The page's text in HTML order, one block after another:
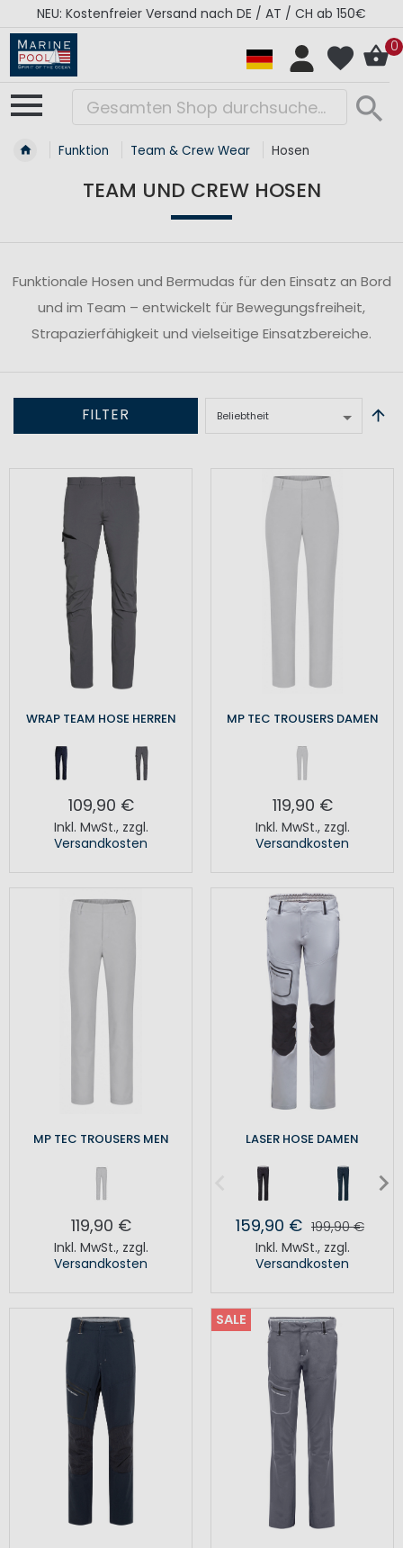
NEU: Kostenfreier Versand nach DE / AT / CH ab 150€
0
Funktion Team & Crew Wear Hosen
TEAM UND CREW HOSEN
Funktionale Hosen und Bermudas für den Einsatz an Bord
und im Team – entwickelt für Bewegungsfreiheit,
Strapazierfähigkeit und vielseitige Einsatzbereiche.
FILTER
WRAP TEAM HOSE HERREN
109,90 €
Inkl. MwSt., zzgl.
Versandkosten
MP TEC TROUSERS DAMEN
119,90 €
Inkl. MwSt., zzgl.
Versandkosten
MP TEC TROUSERS MEN
119,90 €
Inkl. MwSt., zzgl.
Versandkosten
LASER HOSE DAMEN
159,90 € 199,90 €
Inkl. MwSt., zzgl.
Versandkosten
SALE